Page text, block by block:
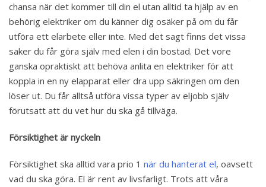
chansa när det kommer till din el utan alltid ta hjälp av en
behörig elektriker om du känner dig osäker på om du får
utföra ett elarbete eller inte. Med det sagt finns det vissa
saker du får göra själv med elen i din bostad. Det vore
ganska opraktiskt att behöva anlita en elektriker för att
koppla in en ny elapparat eller dra upp säkringen om den
löser ut. Du får alltså utföra vissa typer av eljobb själv
förutsatt att du vet hur du ska gå tillväga.
Försiktighet är nyckeln
Försiktighet ska alltid vara prio 1 när du hanterat el, oavsett
vad du ska göra. El är rent av livsfarligt. Trots att våra